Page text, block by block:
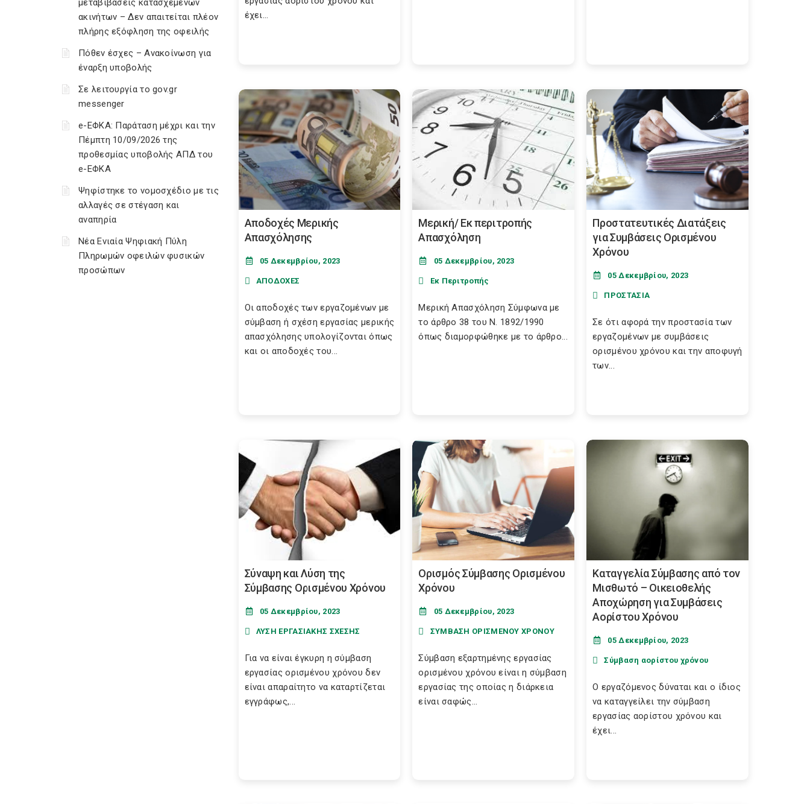
μεταβιβάσεις κατασχεμένων
ακινήτων – Δεν απαιτείται πλέον
πλήρης εξόφληση της οφειλής
Πόθεν έσχες – Ανακοίνωση για
έναρξη υποβολής
Σε λειτουργία το gov.gr
messenger
e-ΕΦΚΑ: Παράταση μέχρι και την
Πέμπτη 10/09/2026 της
προθεσμίας υποβολής ΑΠΔ του
e-ΕΦΚΑ
Ψηφίστηκε το νομοσχέδιο με τις
αλλαγές σε στέγαση και
αναπηρία
Νέα Ενιαία Ψηφιακή Πύλη
Πληρωμών οφειλών φυσικών
προσώπων
έχει...
Αποδοχές Μερικής
Απασχόλησης
05 Δεκεμβρίου, 2023
ΑΠΟΔΟΧΕΣ
Οι αποδοχές των εργαζομένων με
σύμβαση ή σχέση εργασίας μερικής
απασχόλησης υπολογίζονται όπως
και οι αποδοχές του...
Μερική/ Εκ περιτροπής
Απασχόληση
05 Δεκεμβρίου, 2023
Εκ Περιτροπής
Μερική Απασχόληση Σύμφωνα με
το άρθρο 38 του Ν. 1892/1990
όπως διαμορφώθηκε με το άρθρο...
Προστατευτικές Διατάξεις
για Συμβάσεις Ορισμένου
Χρόνου
05 Δεκεμβρίου, 2023
ΠΡΟΣΤΑΣΙΑ
Σε ότι αφορά την προστασία των
εργαζομένων με συμβάσεις
ορισμένου χρόνου και την αποφυγή
των...
Σύναψη και Λύση της
Σύμβασης Ορισμένου Χρόνου
05 Δεκεμβρίου, 2023
ΛΥΣΗ ΕΡΓΑΣΙΑΚΗΣ ΣΧΕΣΗΣ
Για να είναι έγκυρη η σύμβαση
εργασίας ορισμένου χρόνου δεν
είναι απαραίτητο να καταρτίζεται
εγγράφως,...
Ορισμός Σύμβασης Ορισμένου
Χρόνου
05 Δεκεμβρίου, 2023
ΣΥΜΒΑΣΗ ΟΡΙΣΜΕΝΟΥ ΧΡΟΝΟΥ
Σύμβαση εξαρτημένης εργασίας
ορισμένου χρόνου είναι η σύμβαση
εργασίας της οποίας η διάρκεια
είναι σαφώς...
Καταγγελία Σύμβασης από τον
Μισθωτό – Οικειοθελής
Αποχώρηση για Συμβάσεις
Αορίστου Χρόνου
05 Δεκεμβρίου, 2023
Σύμβαση αορίστου χρόνου
Ο εργαζόμενος δύναται και ο ίδιος
να καταγγείλει την σύμβαση
εργασίας αορίστου χρόνου και
έχει...